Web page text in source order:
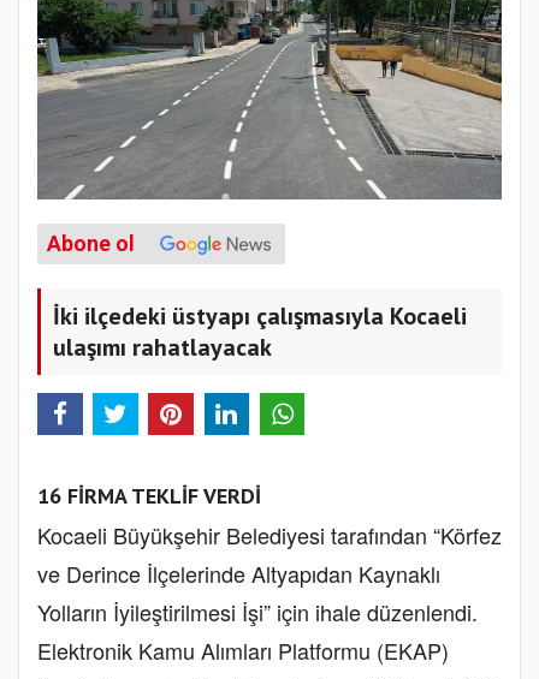
Abone ol
İki ilçedeki üstyapı çalışmasıyla Kocaeli
ulaşımı rahatlayacak
16 FİRMA TEKLİF VERDİ
Kocaeli Büyükşehir Belediyesi tarafından “Körfez
ve Derince İlçelerinde Altyapıdan Kaynaklı
Yolların İyileştirilmesi İşi” için ihale düzenlendi.
Elektronik Kamu Alımları Platformu (EKAP)